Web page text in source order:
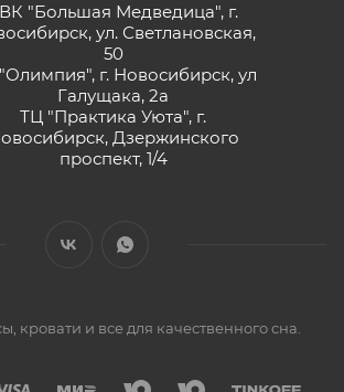
"Большая Медведица", г.
ул. Светлановская,
50
г. Новосибирск, ул
Галущака, 2а
ТЦ "Практика Уюта", г.
Дзержинского
проспект, 1/4
кровати и все для качественного сна.